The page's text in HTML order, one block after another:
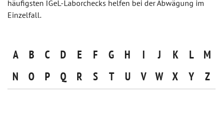
häufigsten IGeL-Laborchecks helfen bei der Abwägung im
Einzelfall.
A B C D E F G H I J K L
M
N
O P Q R S T U V W X Y Z